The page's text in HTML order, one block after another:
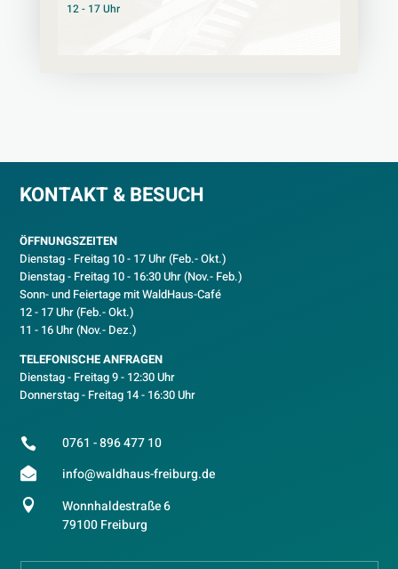
12 - 17 Uhr
KONTAKT & BESUCH
ÖFFNUNGSZEITEN
Dienstag - Freitag 10 - 17 Uhr (Feb.- Okt.)
Dienstag - Freitag 10 - 16:30 Uhr (Nov.- Feb.)
Sonn- und Feiertage mit WaldHaus-Café
12 - 17 Uhr (Feb.- Okt.)
11 - 16 Uhr (Nov.- Dez.)
TELEFONISCHE ANFRAGEN
Dienstag - Freitag 9 - 12:30 Uhr
Donnerstag - Freitag 14 - 16:30 Uhr
 0761 - 896 477 10
 info@waldhaus-freiburg.de

Wonnhaldestraße 6
79100 Freiburg